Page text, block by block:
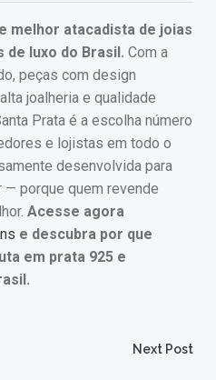
melhor atacadista de joias
de luxo do Brasil. Com a
peças com design
joalheria e qualidade
Prata é a escolha número
e lojistas em todo o
desenvolvida para
— porque quem revende
Acesse agora
e descubra por que
em prata 925 e
Next Post